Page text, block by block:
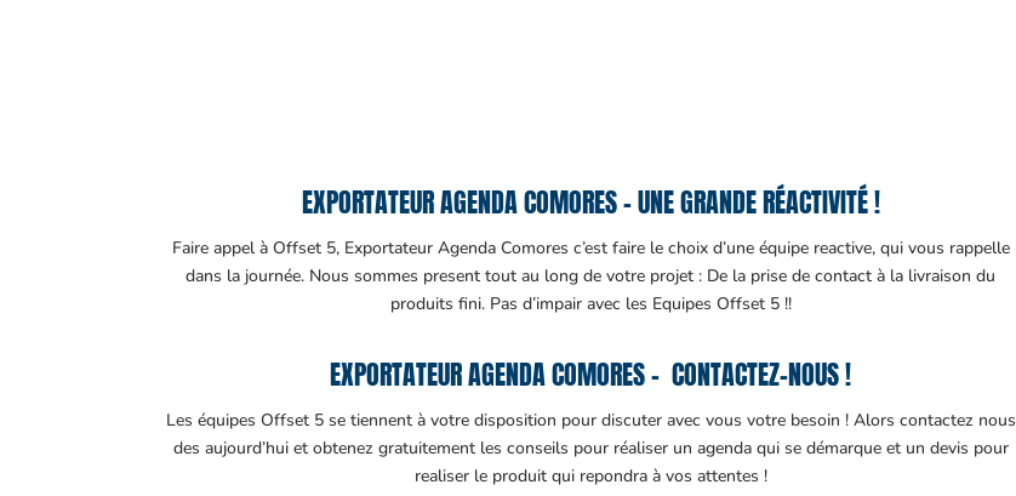
EXPORTATEUR AGENDA COMORES – UNE GRANDE RÉACTIVITÉ !
Faire appel à Offset 5, Exportateur Agenda Comores c’est faire le choix d’une équipe reactive, qui vous rappelle
dans la journée. Nous sommes present tout au long de votre projet : De la prise de contact à la livraison du
produits fini. Pas d’impair avec les Equipes Offset 5 !!
EXPORTATEUR AGENDA COMORES – CONTACTEZ-NOUS !
Les équipes Offset 5 se tiennent à votre disposition pour discuter avec vous votre besoin ! Alors contactez nous
des aujourd’hui et obtenez gratuitement les conseils pour réaliser un agenda qui se démarque et un devis pour
realiser le produit qui repondra à vos attentes !